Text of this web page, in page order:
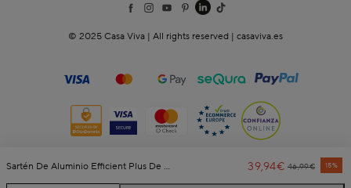
Sartén De Aluminio Efficient Plus De Bra Ø28cm Price
46,99€
To 15%
39,94€
© 2025 Casa Viva | All rights reserved | casaviva.es